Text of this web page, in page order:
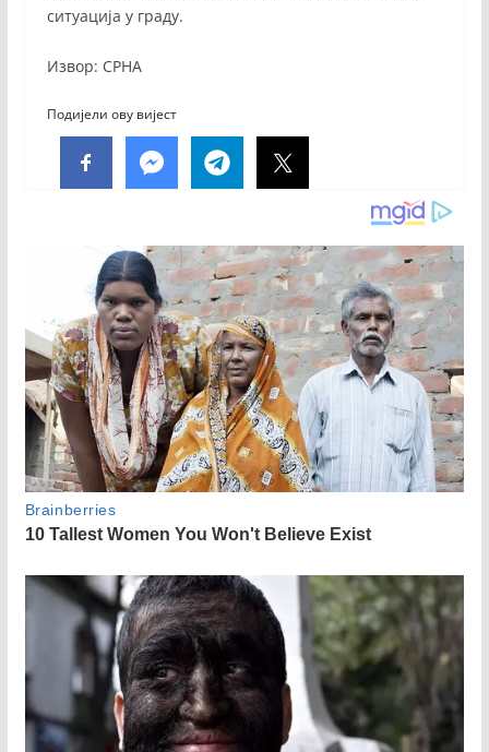
ситуација у граду.
Извор: СРНА
Подијели ову вијест